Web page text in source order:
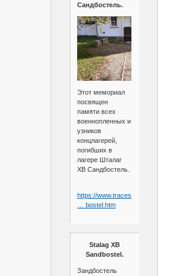
Сандбостель.
Этот мемориал
посвящен
памяти всех
военнопленных и
узников
концлагерей,
погибших в
лагере Шталаг
XB Сандбостель.
https://www.tracesofwar.com/
… bostel.htm
Stalag XB
Sandbostel.
Зандбостель